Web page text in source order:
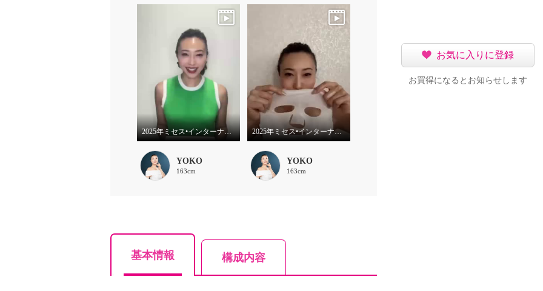
2025年ミセス•インターナショナル記念 クリームパックマスクの特徴
YOKO
163cm
2025年ミセス•インターナショナルグランプリ記念 クリームパックマスク
YOKO
163cm
基本情報 構成内容
お気に入りに登録
お買得になるとお知らせします